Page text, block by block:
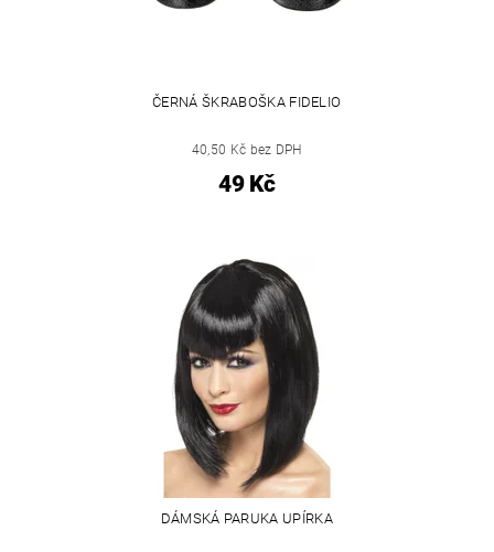
ČERNÁ ŠKRABOŠKA FIDELIO
40,50 Kč bez DPH
49 Kč
DÁMSKÁ PARUKA UPÍRKA